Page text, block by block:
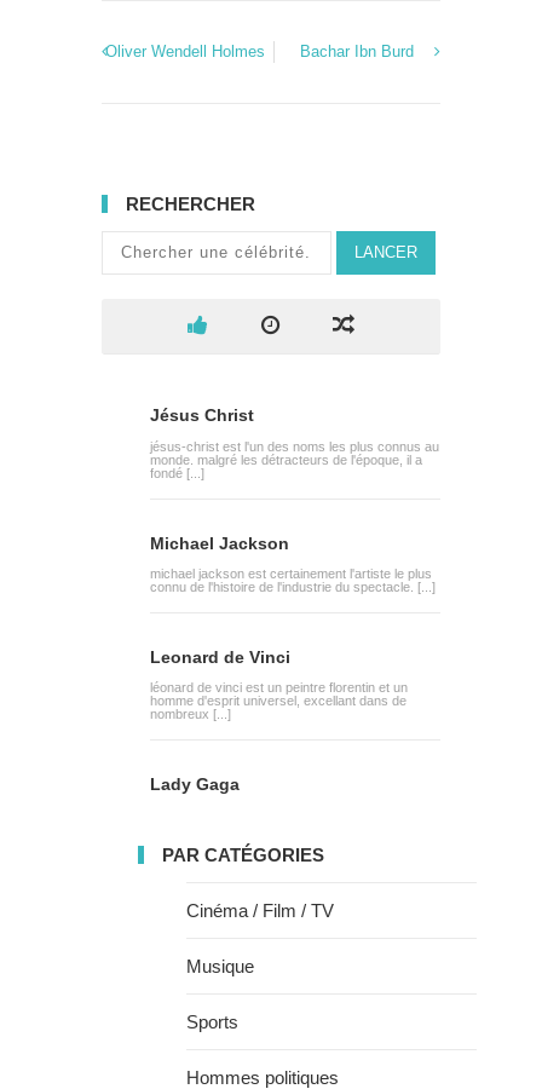
Oliver Wendell Holmes Bachar Ibn Burd
RECHERCHER
LANCER
Jésus Christ
jésus-christ est l'un des noms les plus connus au
monde. malgré les détracteurs de l'époque, il a
fondé [...]
Michael Jackson
michael jackson est certainement l'artiste le plus
connu de l'histoire de l'industrie du spectacle. [...]
Leonard de Vinci
léonard de vinci est un peintre florentin et un
homme d'esprit universel, excellant dans de
nombreux [...]
Lady Gaga
PAR CATÉGORIES
Cinéma / Film / TV
Musique
Sports
Hommes politiques